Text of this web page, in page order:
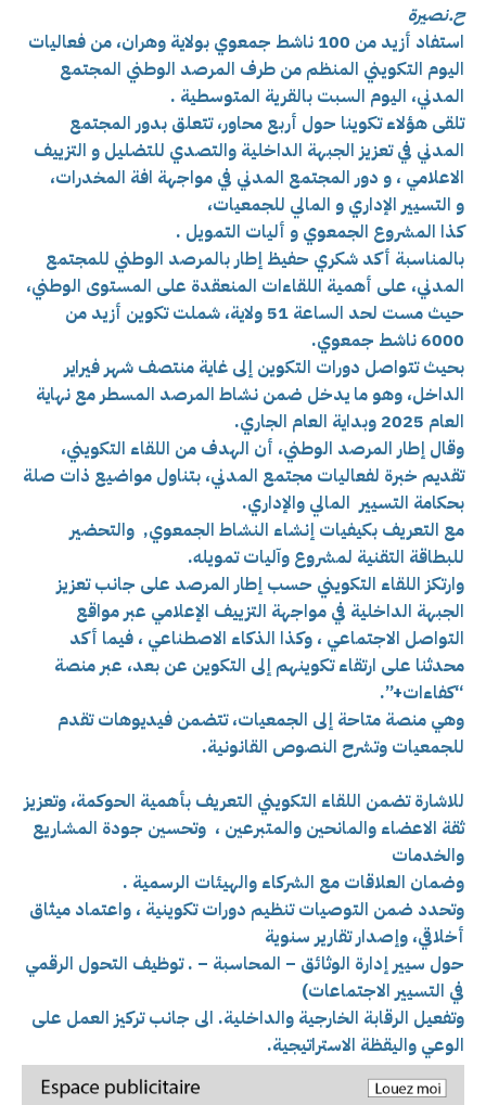
ح.نصيرة
استفاد أزيد من 100 ناشط جمعوي بولاية وهران، من فعاليات
اليوم التكويني المنظم من طرف المرصد الوطني المجتمع
المدني، اليوم السبت بالقرية المتوسطية .
تلقى هؤلاء تكوينا حول أربع محاور، تتعلق بدور المجتمع
المدني في تعزيز الجبهة الداخلية والتصدي للتضليل و التزييف
الاعلامي ، و دور المجتمع المدني في مواجهة افة المخدرات،
و التسيير الإداري و المالي للجمعيات،
كذا المشروع الجمعوي و أليات التمويل .
بالمناسبة أكد شكري حفيظ إطار بالمرصد الوطني للمجتمع
المدني، على أهمية اللقاءات المنعقدة على المستوى الوطني،
حيث مست لحد الساعة 51 ولاية، شملت تكوين أزيد من
6000 ناشط جمعوي.
بحيث تتواصل دورات التكوين إلى غاية منتصف شهر فيراير
الداخل، وهو ما يدخل ضمن نشاط المرصد المسطر مع نهاية
العام 2025 وبداية العام الجاري.
وقال إطار المرصد الوطني، أن الهدف من اللقاء التكويني،
تقديم خبرة لفعاليات مجتمع المدني، بتناول مواضيع ذات صلة
بحكامة التسيير المالي والإداري.
مع التعريف بكيفيات إنشاء النشاط الجمعوي, والتحضير
للبطاقة التقنية لمشروع وآليات تمويله.
وارتكز اللقاء التكويني حسب إطار المرصد على جانب تعزيز
الجبهة الداخلية في مواجهة التزييف الإعلامي عبر مواقع
التواصل الاجتماعي ، وكذا الذكاء الاصطناعي ، فيما أكد
محدثنا على ارتقاء تكوينهم إلى التكوين عن بعد، عبر منصة
“كفاءات+”.
وهي منصة متاحة إلى الجمعيات، تتضمن فيديوهات تقدم
للجمعيات وتشرح النصوص القانونية.
للاشارة تضمن اللقاء التكويني التعريف بأهمية الحوكمة، وتعزيز
ثقة الاعضاء والمانحين والمتبرعين ، وتحسين جودة المشاريع
والخدمات
وضمان العلاقات مع الشركاء والهيئات الرسمية .
وتحدد ضمن التوصياتتنظيم دورات تكوينية ، واعتماد میثاق
أخلاقي، وإصدار تقارير سنوية
حول سيير إدارة الوثائق – المحاسبة – . توظيف التحول الرقمي
في التسيير الاجتماعات)
وتفعيل الرقابة الخارجية والداخلية. الى جانب تركيز العمل على
الوعي واليقظة الاستراتيجية.